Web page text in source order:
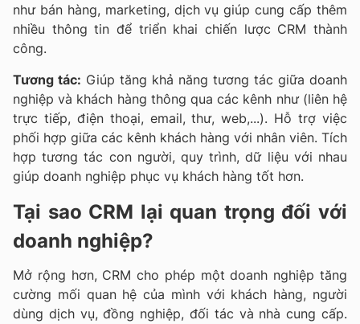
như bán hàng, marketing, dịch vụ giúp cung cấp thêm
nhiều thông tin để triển khai chiến lược CRM thành
công.
Tương tác: Giúp tăng khả năng tương tác giữa doanh
nghiệp và khách hàng thông qua các kênh như (liên hệ
trực tiếp, điện thoại, email, thư, web,...). Hỗ trợ việc
phối hợp giữa các kênh khách hàng với nhân viên. Tích
hợp tương tác con người, quy trình, dữ liệu với nhau
giúp doanh nghiệp phục vụ khách hàng tốt hơn.
Tại sao CRM lại quan trọng đối với
doanh nghiệp?
Mở rộng hơn, CRM cho phép một doanh nghiệp tăng
cường mối quan hệ của mình với khách hàng, người
dùng dịch vụ, đồng nghiệp, đối tác và nhà cung cấp.